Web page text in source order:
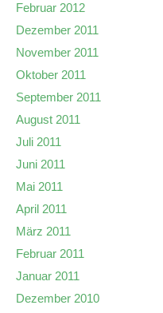
Februar 2012
Dezember 2011
November 2011
Oktober 2011
September 2011
August 2011
Juli 2011
Juni 2011
Mai 2011
April 2011
März 2011
Februar 2011
Januar 2011
Dezember 2010